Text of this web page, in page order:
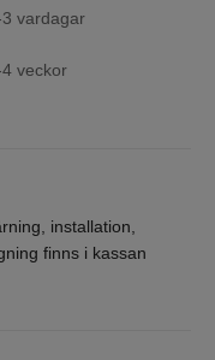
vardagar
veckor
installation,
finns i kassan